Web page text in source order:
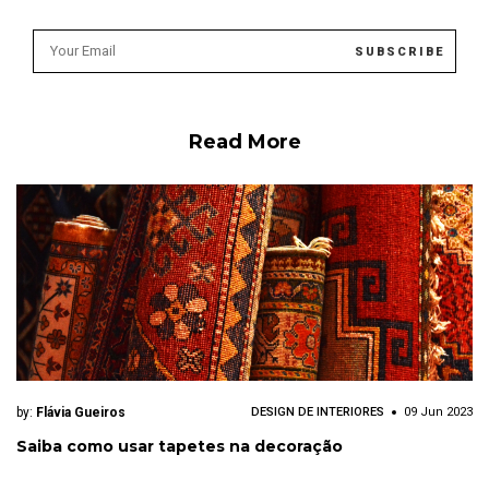
Read More
by: Flávia Gueiros DESIGN DE INTERIORES 09 Jun 2023
Saiba como usar tapetes na decoração